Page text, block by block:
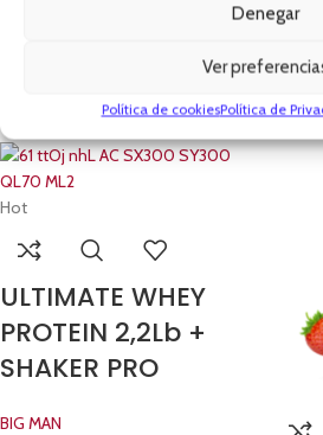
Denegar
Ver
Política de cookiesPolítica de
Hot
ULTIMATE WHEY
PROTEIN 2,2Lb +
SHAKER PRO
BIG MAN